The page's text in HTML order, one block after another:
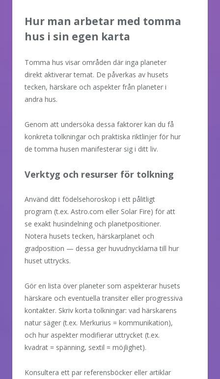
Hur man arbetar med tomma
hus i sin egen karta
Tomma hus visar områden där inga planeter
direkt aktiverar temat. De påverkas av husets
tecken, härskare och aspekter från planeter i
andra hus.
Genom att undersöka dessa faktorer kan du få
konkreta tolkningar och praktiska riktlinjer för hur
de tomma husen manifesterar sig i ditt liv.
Verktyg och resurser för tolkning
Använd ditt födelsehoroskop i ett pålitligt
program (t.ex. Astro.com eller Solar Fire) för att
se exakt husindelning och planetpositioner.
Notera husets tecken, härskarplanet och
gradposition — dessa ger huvudnycklarna till hur
huset uttrycks.
Gör en lista över planeter som aspekterar husets
härskare och eventuella transiter eller progressiva
kontakter. Skriv korta tolkningar: vad härskarens
natur säger (t.ex. Merkurius = kommunikation),
och hur aspekter modifierar uttrycket (t.ex.
kvadrat = spänning, sextil = möjlighet).
Konsultera ett par referensböcker eller artiklar